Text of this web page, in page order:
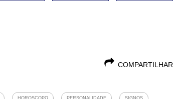
COMPARTILHAR
HOROSCOPO PERSONALIDADE SIGNOS